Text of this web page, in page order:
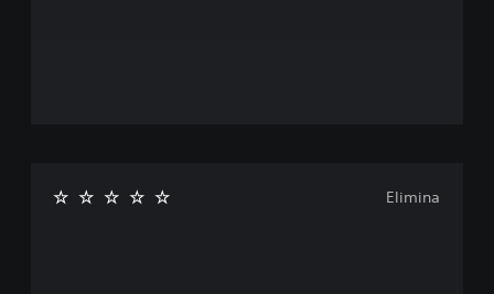
Elimina